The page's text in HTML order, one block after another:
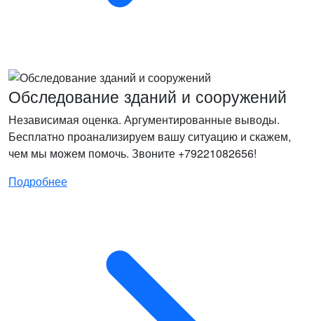
Обследование зданий и сооружений
Независимая оценка. Аргументированные выводы.
Бесплатно проанализируем вашу ситуацию и скажем,
чем мы можем помочь. Звоните +79221082656!
Подробнее